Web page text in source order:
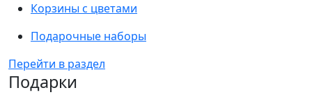
Корзины с цветами
Подарочные наборы
Перейти в раздел
Подарки